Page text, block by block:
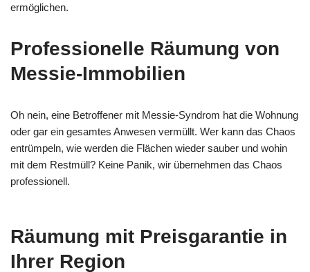
ermöglichen.
Professionelle Räumung von
Messie-Immobilien
Oh nein, eine Betroffener mit Messie-Syndrom hat die Wohnung
oder gar ein gesamtes Anwesen vermüllt. Wer kann das Chaos
entrümpeln, wie werden die Flächen wieder sauber und wohin
mit dem Restmüll? Keine Panik, wir übernehmen das Chaos
professionell.
Räumung mit Preisgarantie in
Ihrer Region